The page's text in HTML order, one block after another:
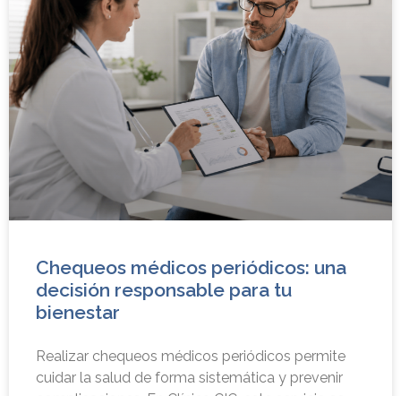
Chequeos médicos periódicos: una
decisión responsable para tu
bienestar
Realizar chequeos médicos periódicos permite
cuidar la salud de forma sistemática y prevenir